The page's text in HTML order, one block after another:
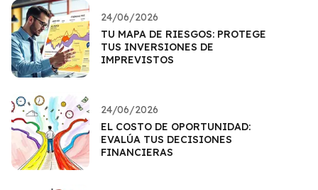
24/06/2026
TU MAPA DE RIESGOS: PROTEGE
TUS INVERSIONES DE
IMPREVISTOS
24/06/2026
EL COSTO DE OPORTUNIDAD:
EVALÚA TUS DECISIONES
FINANCIERAS